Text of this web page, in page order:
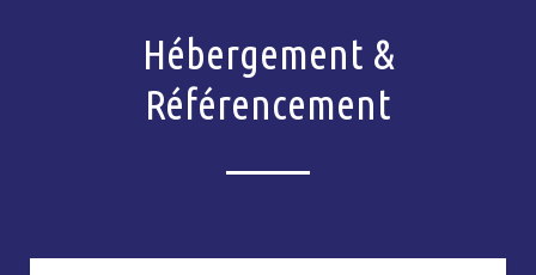
Hébergement &
Référencement